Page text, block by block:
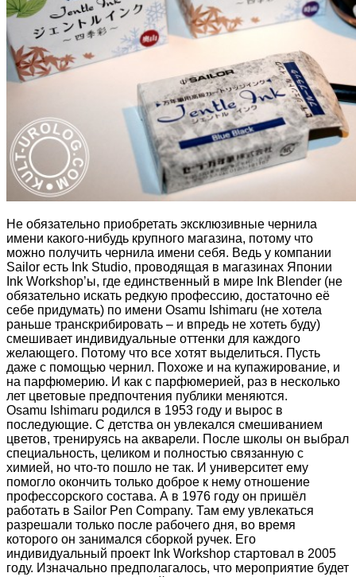
Не обязательно приобретать эксклюзивные чернила
имени какого-нибудь крупного магазина, потому что
можно получить чернила имени себя. Ведь у компании
Sailor есть Ink Studio, проводящая в магазинах Японии
Ink Workshop’ы, где единственный в мире Ink Blender (не
обязательно искать редкую профессию, достаточно её
себе придумать) по имени Osamu Ishimaru (не хотела
раньше транскрибировать – и впредь не хотеть буду)
смешивает индивидуальные оттенки для каждого
желающего. Потому что все хотят выделиться. Пусть
даже с помощью чернил. Похоже и на купажирование, и
на парфюмерию. И как с парфюмерией, раз в несколько
лет цветовые предпочтения публики меняются.
Osamu Ishimaru родился в 1953 году и вырос в
последующие. С детства он увлекался смешиванием
цветов, тренируясь на акварели. После школы он выбрал
специальность, целиком и полностью связанную с
химией, но что-то пошло не так. И университет ему
помогло окончить только доброе к нему отношение
профессорского состава. А в 1976 году он пришёл
работать в Sailor Pen Company. Там ему увлекаться
разрешали только после рабочего дня, во время
которого он занимался сборкой ручек. Его
индивидуальный проект Ink Workshop стартовал в 2005
году. Изначально предполагалось, что мероприятие будет